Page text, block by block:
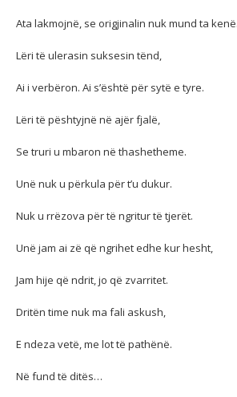
Ata lakmojnë, se origjinalin nuk mund ta kenë.
Lëri të ulerasin suksesin tënd,
Ai i verbëron. Ai s’është për sytë e tyre.
Lëri të pështyjnë në ajër fjalë,
Se truri u mbaron në thashetheme.
Unë nuk u përkula për t’u dukur.
Nuk u rrëzova për të ngritur të tjerët.
Unë jam ai zë që ngrihet edhe kur hesht,
Jam hije që ndrit, jo që zvarritet.
Dritën time nuk ma fali askush,
E ndeza vetë, me lot të pathënë.
Në fund të ditës…